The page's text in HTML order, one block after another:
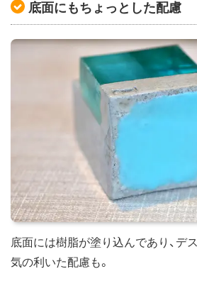
底面にもちょっとした配慮
底面には樹脂が塗り込んであり、デ
気の利いた配慮も。